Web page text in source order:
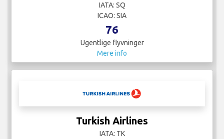
IATA: SQ
ICAO: SIA
76
Ugentlige flyvninger
Mere info
Turkish Airlines
IATA: TK